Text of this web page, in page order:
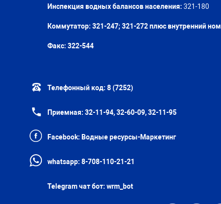
Инспекция водных балансов населения: 321-180
Коммутатор: 321-247; 321-272 плюс внутренний
Факс: 322-544
Телефонный код: 8 (7252)
Приемная: 32-11-94, 32-60-09, 32-11-95
Facebook: Водные ресурсы-Маркетинг
whatsapp: 8-708-110-21-21
Telegram чат бот: wrm_bot